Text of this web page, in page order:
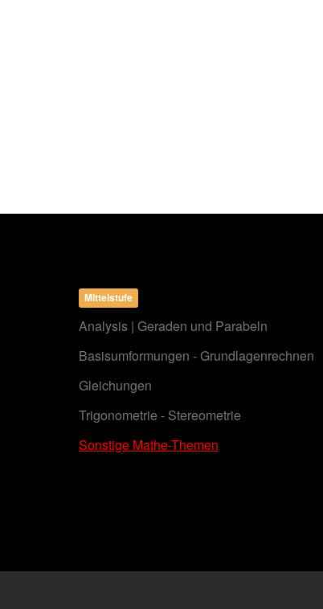
Mittelstufe
Analysis | Geraden und Parabeln
Basisumformungen - Grundlagenrechnen
Gleichungen
Trigonometrie - Stereometrie
Sonstige Mathe-Themen